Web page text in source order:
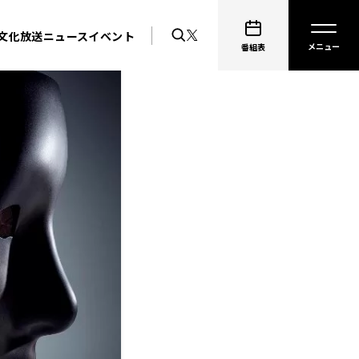
化放送ニュースイベント
番組表